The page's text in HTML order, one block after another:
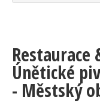
Restaurace
Únětické
- Městský